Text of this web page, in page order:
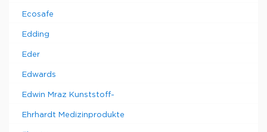
Ecosafe
Edding
Eder
Edwards
Edwin Mraz Kunststoff-
Ehrhardt Medizinprodukte